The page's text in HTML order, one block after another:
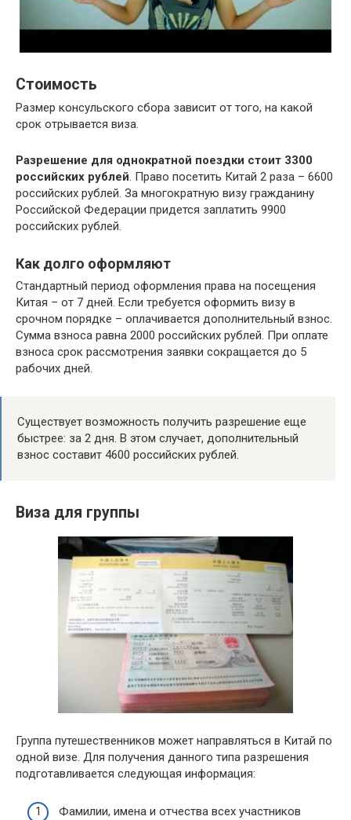
Стоимость
Размер консульского сбора зависит от того, на какой
срок отрывается виза.
Разрешение для однократной поездки стоит 3300
российских рублей. Право посетить Китай 2 раза – 6600
российских рублей. За многократную визу гражданину
Российской Федерации придется заплатить 9900
российских рублей.
Как долго оформляют
Стандартный период оформления права на посещения
Китая – от 7 дней. Если требуется оформить визу в
срочном порядке – оплачивается дополнительный взнос.
Сумма взноса равна 2000 российских рублей. При оплате
взноса срок рассмотрения заявки сокращается до 5
рабочих дней.
Существует возможность получить разрешение еще
быстрее: за 2 дня. В этом случает, дополнительный
взнос составит 4600 российских рублей.
Виза для группы
Группа путешественников может направляться в Китай по
одной визе. Для получения данного типа разрешения
подготавливается следующая информация:
Фамилии, имена и отчества всех участников